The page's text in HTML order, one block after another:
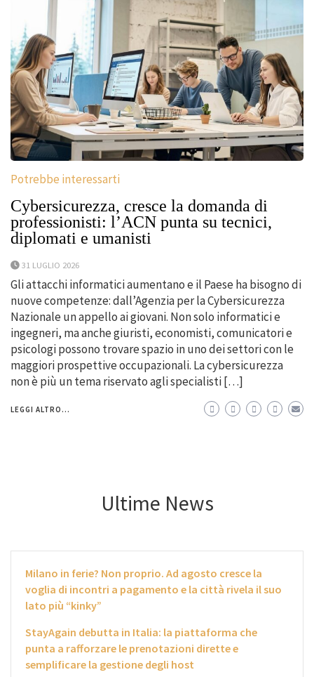
Potrebbe interessarti
Cybersicurezza, cresce la domanda di
professionisti: l’ACN punta su tecnici,
diplomati e umanisti
31 LUGLIO 2026
Gli attacchi informatici aumentano e il Paese ha bisogno di
nuove competenze: dall’Agenzia per la Cybersicurezza
Nazionale un appello ai giovani. Non solo informatici e
ingegneri, ma anche giuristi, economisti, comunicatori e
psicologi possono trovare spazio in uno dei settori con le
maggiori prospettive occupazionali. La cybersicurezza
non è più un tema riservato agli specialisti […]
LEGGI ALTRO...
Ultime News
Milano in ferie? Non proprio. Ad agosto cresce la
voglia di incontri a pagamento e la città rivela il suo
lato più “kinky”
StayAgain debutta in Italia: la piattaforma che
punta a rafforzare le prenotazioni dirette e
semplificare la gestione degli host